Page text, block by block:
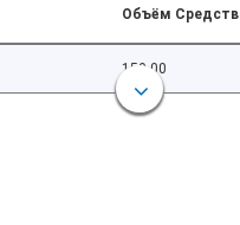
Объём Средств
150.00